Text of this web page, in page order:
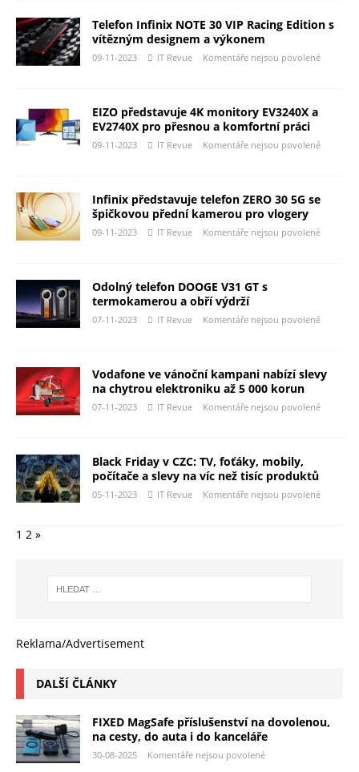
Telefon Infinix NOTE 30 VIP Racing Edition s
vítězným designem a výkonem
09-11-2023 IT Revue Komentáře nejsou povolené
EIZO představuje 4K monitory EV3240X a
EV2740X pro přesnou a komfortní práci
09-11-2023 IT Revue Komentáře nejsou povolené
Infinix představuje telefon ZERO 30 5G se
špičkovou přední kamerou pro vlogery
09-11-2023 IT Revue Komentáře nejsou povolené
Odolný telefon DOOGE V31 GT s
termokamerou a obří výdrží
07-11-2023 IT Revue Komentáře nejsou povolené
Vodafone ve vánoční kampani nabízí slevy
na chytrou elektroniku až 5 000 korun
07-11-2023 IT Revue Komentáře nejsou povolené
Black Friday v CZC: TV, foťáky, mobily,
počítače a slevy na víc než tisíc produktů
05-11-2023 IT Revue Komentáře nejsou povolené
1 2 »
Reklama/Advertisement
DALŠÍ ČLÁNKY
FIXED MagSafe příslušenství na dovolenou,
na cesty, do auta i do kanceláře
30-08-2025 Komentáře nejsou povolené